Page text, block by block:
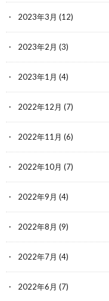
2023年3月 (12)
2023年2月 (3)
2023年1月 (4)
2022年12月 (7)
2022年11月 (6)
2022年10月 (7)
2022年9月 (4)
2022年8月 (9)
2022年7月 (4)
2022年6月 (7)